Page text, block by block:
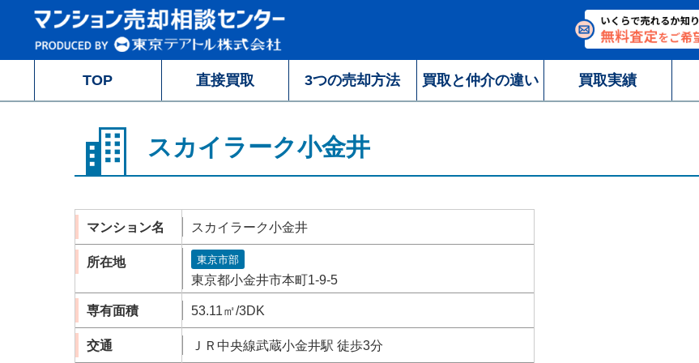
TOP 直接買取 3つの売却方法 買取と仲介の違い 買取実績
スカイラーク小金井
マンション名 スカイラーク小金井
所在地 東京市部
東京都小金井市本町1-9-5
専有面積 53.11㎡/3DK
交通 ＪＲ中央線武蔵小金井駅 徒歩3分